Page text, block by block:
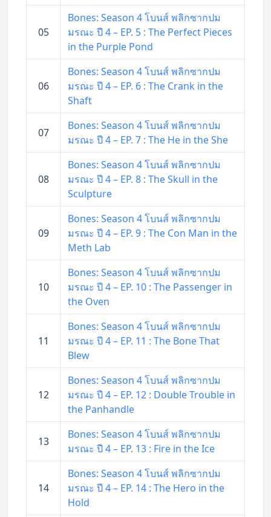
05
Bones: Season 4 โบนส์ พลิกซากปม
มรณะ ปี 4 – EP. 5 : The Perfect Pieces
in the Purple Pond
06
Bones: Season 4 โบนส์ พลิกซากปม
มรณะ ปี 4 – EP. 6 : The Crank in the
Shaft
07
Bones: Season 4 โบนส์ พลิกซากปม
มรณะ ปี 4 – EP. 7 : The He in the She
08
Bones: Season 4 โบนส์ พลิกซากปม
มรณะ ปี 4 – EP. 8 : The Skull in the
Sculpture
09
Bones: Season 4 โบนส์ พลิกซากปม
มรณะ ปี 4 – EP. 9 : The Con Man in the
Meth Lab
10
Bones: Season 4 โบนส์ พลิกซากปม
มรณะ ปี 4 – EP. 10 : The Passenger in
the Oven
11
Bones: Season 4 โบนส์ พลิกซากปม
มรณะ ปี 4 – EP. 11 : The Bone That
Blew
12
Bones: Season 4 โบนส์ พลิกซากปม
มรณะ ปี 4 – EP. 12 : Double Trouble in
the Panhandle
13
Bones: Season 4 โบนส์ พลิกซากปม
มรณะ ปี 4 – EP. 13 : Fire in the Ice
14
Bones: Season 4 โบนส์ พลิกซากปม
มรณะ ปี 4 – EP. 14 : The Hero in the
Hold